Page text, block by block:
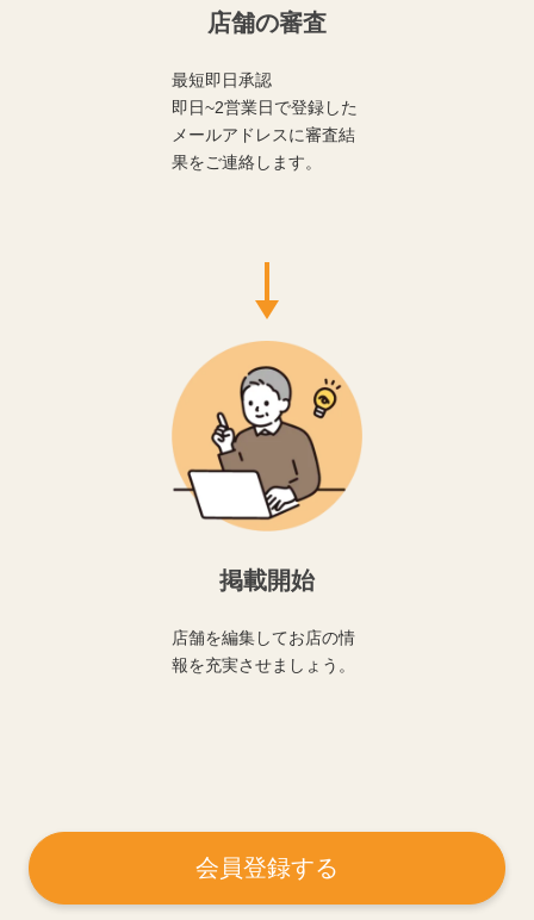
店舗の審査
最短即日承認
即日~2営業日で登録した
メールアドレスに審査結
果をご連絡します。
掲載開始
店舗を編集してお店の情
報を充実させましょう。
会員登録する